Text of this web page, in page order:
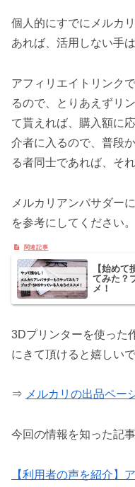
個人的にすでにメルカ
あれば、活用しない手
アフィリエイトリンク
るので、とりあえずリ
て貰えれば、購入額に
介者に入るので、普段
る者同士であれば、そ
メルカリアンバサダー
を参考にしてください。
【始め
てみた？
メ！
3Dプリンターを使った
にきて頂けると嬉しいで
⇒ メルカリの出品ペー
今回の情報を知った記
【利用者の声を紹介】